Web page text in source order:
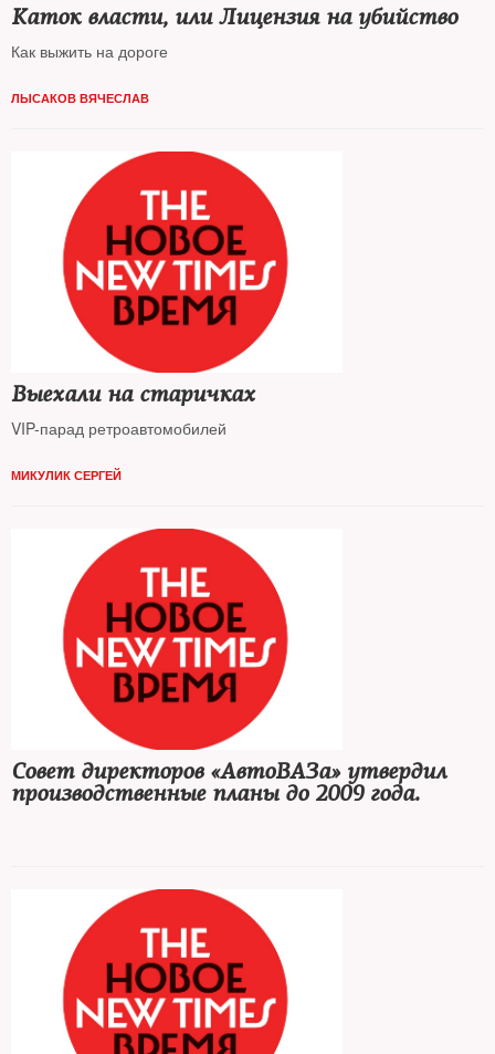
Каток власти, или Лицензия на убийство
Как выжить на дороге
ЛЫСАКОВ ВЯЧЕСЛАВ
Выехали на старичках
VIP-парад ретроавтомобилей
МИКУЛИК СЕРГЕЙ
Совет директоров «АвтоВАЗа» утвердил
производственные планы до 2009 года.